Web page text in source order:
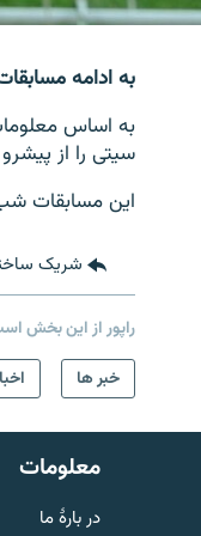
به ادامه
به اساس
سیتی را از
این مسابقات
شریک
راپور از این بخش
خبر ها
معلومات
در بارۀ ما